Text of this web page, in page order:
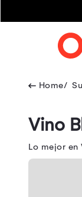
Vino
Lo mejor en